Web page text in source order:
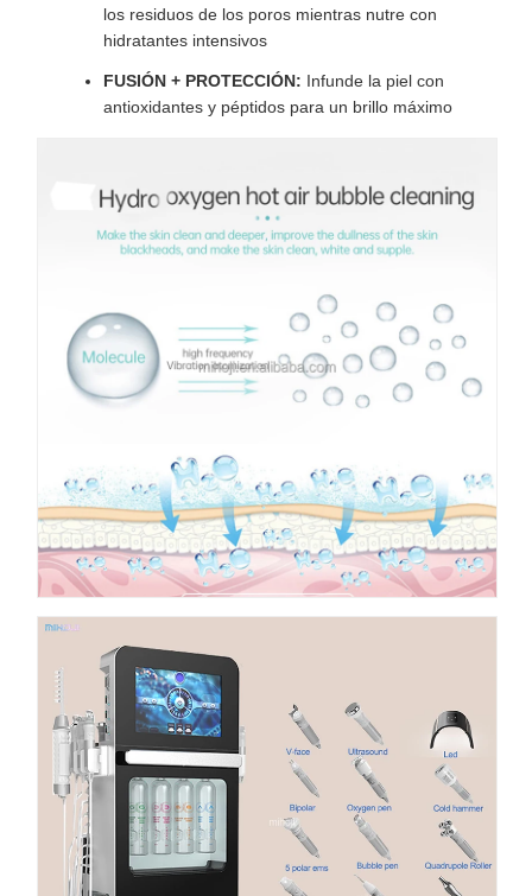
los residuos de los poros mientras nutre con
hidratantes intensivos
FUSIÓN + PROTECCIÓN: Infunde la piel con
antioxidantes y péptidos para un brillo máximo